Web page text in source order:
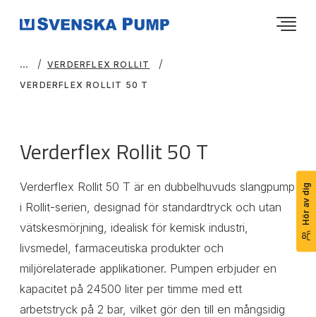
Hör av dig
VERDERFLEX ROLLIT
VERDERFLEX ROLLIT 50 T
Verderflex Rollit 50 T
Verderflex Rollit 50 T är en dubbelhuvuds slangpump
i Rollit-serien, designad för standardtryck och utan
vätskesmörjning, idealisk för kemisk industri,
livsmedel, farmaceutiska produkter och
miljörelaterade applikationer. Pumpen erbjuder en
kapacitet på 24500 liter per timme med ett
arbetstryck på 2 bar, vilket gör den till en mångsidig